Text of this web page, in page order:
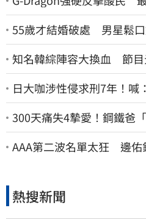
55歲才結婚破處 男星鬆
知名韓綜陣容大換血 節目
日大咖涉性侵求刑7年！喊
300天痛失4摯愛！鋼鐵爸
喊：這輩子最痛的路
AAA第二波名單太狂 邊佑
熱搜新聞